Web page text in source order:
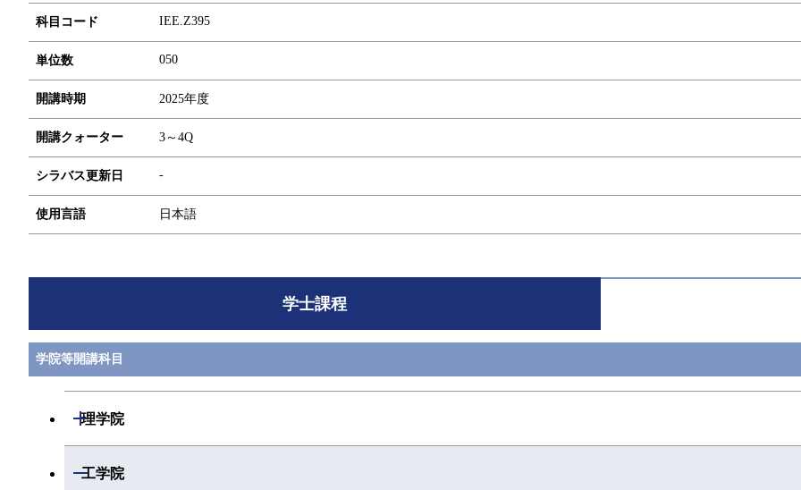
科目コード IEE.Z395
単位数 050
開講時期 2025年度
開講クォーター 3～4Q
シラバス更新日 -
使用言語 日本語
学士課程
学院等開講科目
理学院
開閉
工学院
開閉